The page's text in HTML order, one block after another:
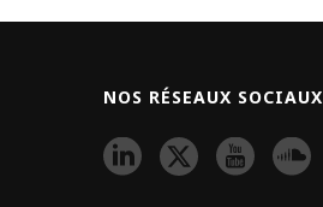
NOS RÉSEAUX SOCIAUX